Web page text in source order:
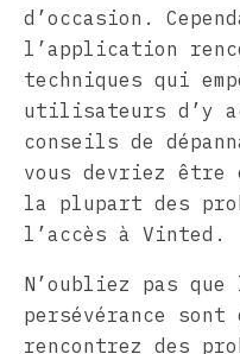
d’occasion.
l’application
techniques qui
utilisateurs d’y
conseils de
vous devriez être
la plupart des
l’accès à Vinted.
N’oubliez pas
persévérance sont
rencontrez des